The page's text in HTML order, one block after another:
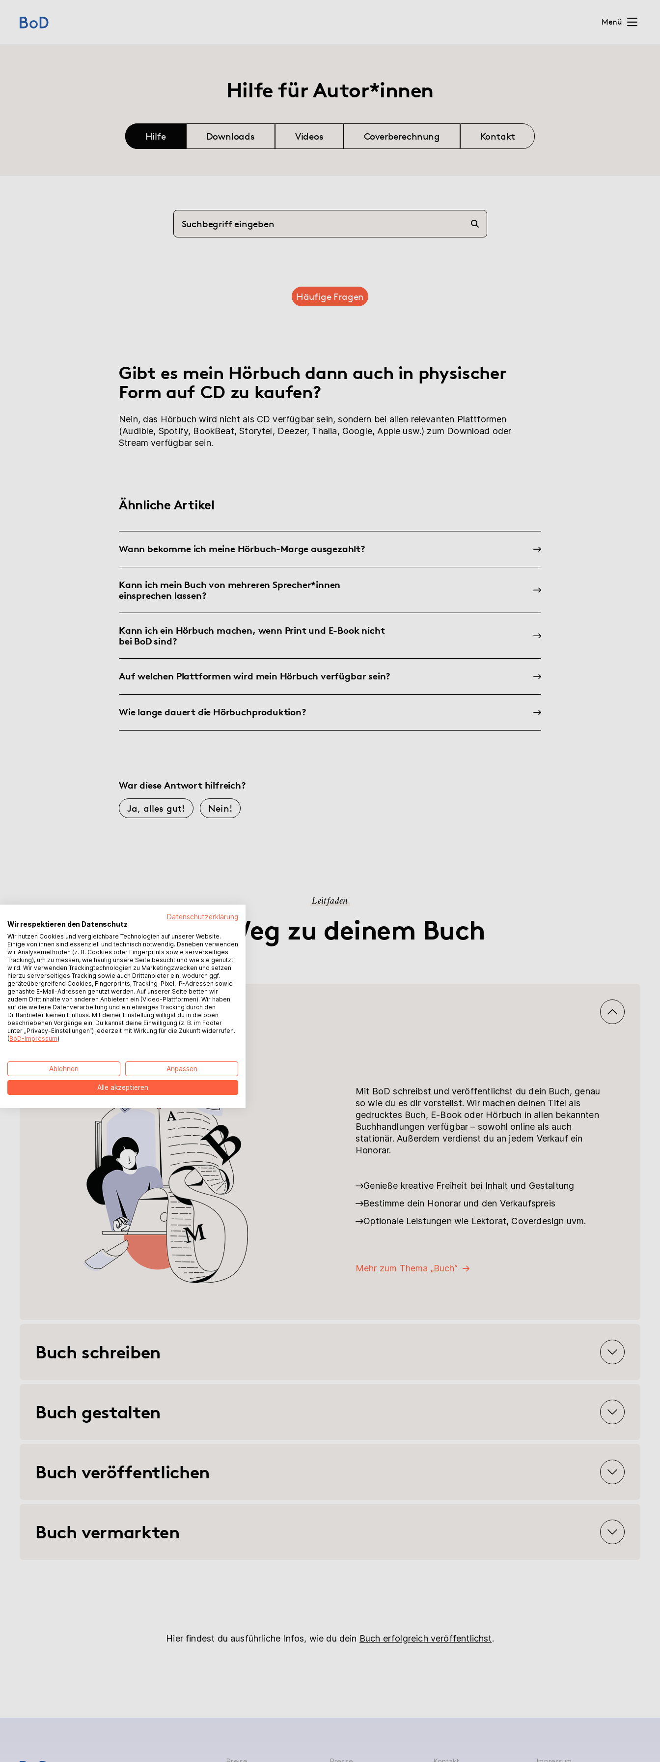
Menü
Hilfe für Autor*innen
Hilfe Downloads Videos Coverberechnung Kontakt
Häufige Fragen
Gibt es mein Hörbuch dann auch in physischer
Form auf CD zu kaufen?
Nein, das Hörbuch wird nicht als CD verfügbar sein, sondern bei allen relevanten Plattformen
(Audible, Spotify, BookBeat, Storytel, Deezer, Thalia, Google, Apple usw.) zum Download oder
Stream verfügbar sein.
Ähnliche Artikel
Wann bekomme ich meine Hörbuch-Marge ausgezahlt?
Kann ich mein Buch von mehreren Sprecher*innen
einsprechen lassen?
Kann ich ein Hörbuch machen, wenn Print und E-Book nicht
bei BoD sind?
Auf welchen Plattformen wird mein Hörbuch verfügbar sein?
Wie lange dauert die Hörbuchproduktion?
War diese Antwort hilfreich?
Ja, alles gut!
Nein!
Leitfaden
Der Weg zu deinem Buch
Überblick und Einstieg
Mit BoD schreibst und veröffentlichst du dein Buch, genau
so wie du es dir vorstellst. Wir machen deinen Titel als
gedrucktes Buch, E-Book oder Hörbuch in allen bekannten
Buchhandlungen verfügbar – sowohl online als auch
stationär. Außerdem verdienst du an jedem Verkauf ein
Honorar.
Genieße kreative Freiheit bei Inhalt und Gestaltung
Bestimme dein Honorar und den Verkaufspreis
Optionale Leistungen wie Lektorat, Coverdesign uvm.
Mehr zum Thema „Buch“
Buch schreiben
Buch gestalten
Buch veröffentlichen
Buch vermarkten
Hier findest du ausführliche Infos, wie du dein Buch erfolgreich veröffentlichst.
BoD bei Instagram
BoD bei TikTok
Datenschutzerklärung
Wir respektieren den Datenschutz
Wir nutzen Cookies und vergleichbare Technologien auf unserer Website.
Einige von ihnen sind essenziell und technisch notwendig. Daneben verwenden
wir Analysemethoden (z. B. Cookies oder Fingerprints sowie serverseitiges
Tracking), um zu messen, wie häufig unsere Seite besucht und wie sie genutzt
wird. Wir verwenden Trackingtechnologien zu Marketingzwecken und setzen
hierzu serverseitiges Tracking sowie auch Drittanbieter ein, wodurch ggf.
geräteübergreifend Cookies, Fingerprints, Tracking-Pixel, IP-Adressen sowie
gehashte E-Mail-Adressen genutzt werden. Auf unserer Seite betten wir
zudem Drittinhalte von anderen Anbietern ein (Video-Plattformen). Wir haben
auf die weitere Datenverarbeitung und ein etwaiges Tracking durch den
Drittanbieter keinen Einfluss. Mit deiner Einstellung willigst du in die oben
beschriebenen Vorgänge ein. Du kannst deine Einwilligung (z. B. im Footer
unter „Privacy-Einstellungen“) jederzeit mit Wirkung für die Zukunft widerrufen.
(BoD-Impressum)
Ablehnen Anpassen
Alle akzeptieren